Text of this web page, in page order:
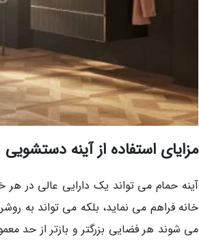
مزایای استفاده از آینه
آینه حمام می تواند یک دارایی عالی در هر
خانه فراهم می نماید، بلکه می تواند به
می شوند هر فضایی بزرگتر و بازتر از حد